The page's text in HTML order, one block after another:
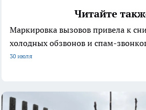
Читайте
Маркировка вызовов привела к
холодных обзвонов и спам-
30 июля